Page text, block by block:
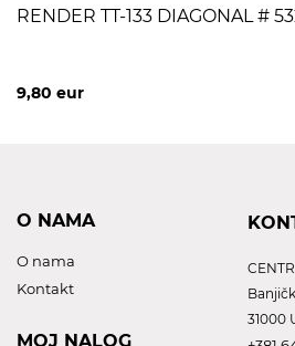
RENDER TT-133 DIAGONAL #
9,80 eur
O NAMA
O nama
Kontakt
MOJ NALOG
31000